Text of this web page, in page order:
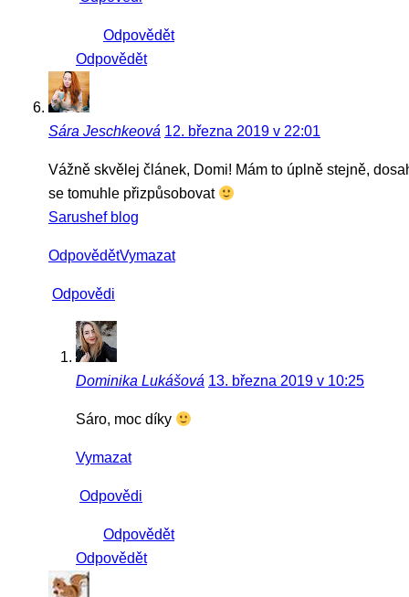
Odpovědět
Odpovědět
Sára Jeschkeová 12. března 2019 v 22:01
Vážně skvělej článek, Domi! Mám to úplně stejně,
se tomuhle přizpůsobovat
Sarushef blog
OdpovědětVymazat
Odpovědi
Dominika Lukášová 13. března 2019 v 10:25
Sáro, moc díky
Vymazat
Odpovědi
Odpovědět
Odpovědět